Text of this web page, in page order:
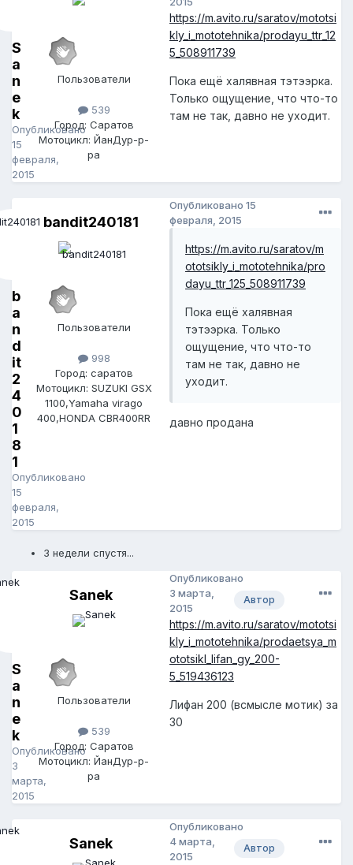
S
a
n
e
k
Опубликовано
15
февраля,
2015
Пользователи
539
Город: Саратов
Мотоцикл: ЙанДур-р-
ра
https://m.avito.ru/saratov/mototsi
kly_i_mototehnika/prodayu_ttr_12
5_508911739
Пока ещё халявная тэтээрка.
Только ощущение, что что-то
там не так, давно не уходит.
b
a
n
d
it
2
4
0
1
8
1
Опубликовано
15
февраля,
2015
bandit240181
Пользователи
998
Город: cаратов
Мотоцикл: SUZUKI GSX
1100,Yamaha virago
400,HONDA CBR400RR
Опубликовано 15
февраля, 2015
https://m.avito.ru/saratov/m
ototsikly_i_mototehnika/pro
dayu_ttr_125_508911739
Пока ещё халявная
тэтээрка. Только
ощущение, что что-то
там не так, давно не
уходит.
давно продана
3 недели спустя...
S
a
n
e
k
Опубликовано
3
марта,
2015
Sanek
Пользователи
539
Город: Саратов
Мотоцикл: ЙанДур-р-
ра
Автор
Опубликовано
3 марта,
2015
https://m.avito.ru/saratov/mototsi
kly_i_mototehnika/prodaetsya_m
ototsikl_lifan_gy_200-
5_519436123
Лифан 200 (всмысле мотик) за
30
Sanek Автор
Опубликовано
4 марта,
2015